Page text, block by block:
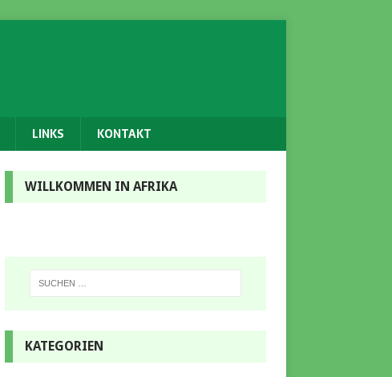
LINKS KONTAKT
WILLKOMMEN IN AFRIKA
KATEGORIEN